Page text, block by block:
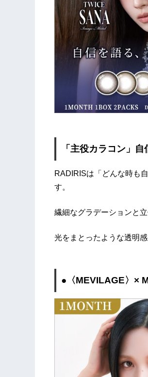
「主役カラコン」
RADIRISは「どんな時も
す。
繊細なグラデーションと
光をまとったような透明
●〈MEVILAGE〉×